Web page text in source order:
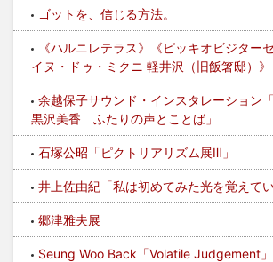
ゴットを、信じる方法。
《ハルニレテラス》《ピッキオビジター
イヌ・ドゥ・ミクニ 軽井沢（旧飯箸邸）》
余越保子サウンド・インスタレーション
黒沢美香 ふたりの声とことば」
石塚公昭「ピクトリアリズム展Ⅲ」
井上佐由紀「私は初めてみた光を覚えてい
郷津雅夫展
Seung Woo Back「Volatile Judgement」